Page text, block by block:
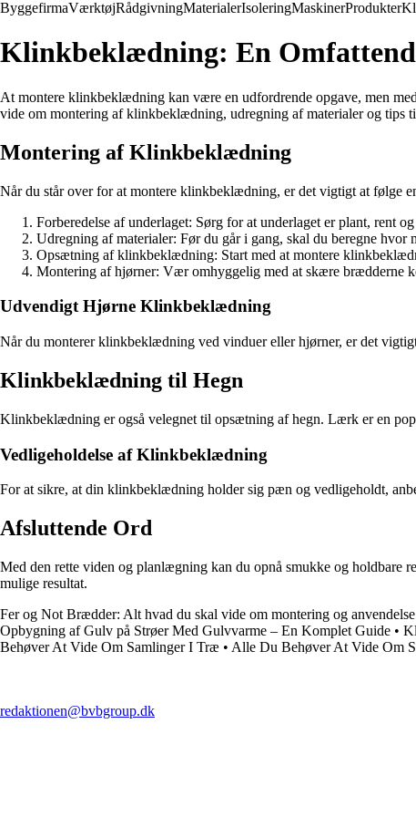
ByggefirmaVærktøjRådgivningMaterialerIsoleringMaskinerProdukter
Klinkbeklædning: En
At montere klinkbeklædning kan være en udfordrende opgave, men
vide om montering af klinkbeklædning, udregning af materialer og tips
Montering af Klinkbeklædning
Når du står over for at montere klinkbeklædning, er det vigtigt at følge
Forberedelse af underlaget: Sørg for at underlaget er plant, rent
Udregning af materialer: Før du går i gang, skal du beregne
Opsætning af klinkbeklædning: Start med at montere
Montering af hjørner: Vær omhyggelig med at skære brædderne
Udvendigt Hjørne Klinkbeklædning
Når du monterer klinkbeklædning ved vinduer eller hjørner, er det
Klinkbeklædning til Hegn
Klinkbeklædning er også velegnet til opsætning af hegn. Lærk er en
Vedligeholdelse af Klinkbeklædning
For at sikre, at din klinkbeklædning holder sig pæn og vedligeholdt,
Afsluttende Ord
Med den rette viden og planlægning kan du opnå smukke og holdbare
mulige resultat.
Fer og Not Brædder: Alt hvad du skal vide om montering og anvendelse
Opbygning af Gulv på Strøer Med Gulvvarme – En Komplet Guide •
Behøver At Vide Om Samlinger I Træ • Alle Du Behøver At Vide Om
redaktionen@bvbgroup.dk